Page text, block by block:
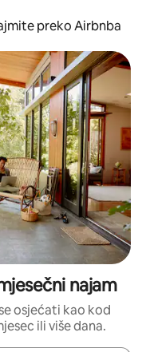
preko Airbnba
najam
osjećati kao kod
ili više dana.